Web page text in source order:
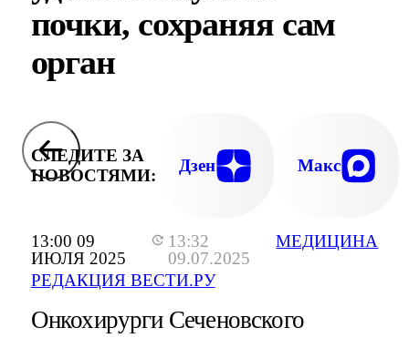
13:00 09
ИЮЛЯ 2025
13:32
09.07.2025
РЕДАКЦИЯ ВЕСТИ.РУ
МЕДИЦИНА
почки, сохраняя сам
орган
СЛЕДИТЕ ЗА
НОВОСТЯМИ:
Дзен Макс
Онкохирурги Сеченовского